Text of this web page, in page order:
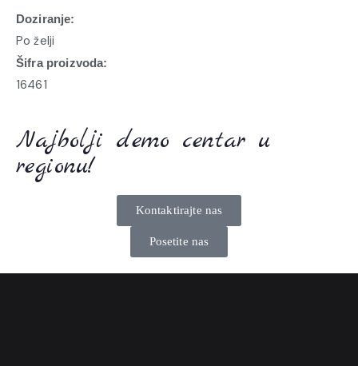
Doziranje:
Po želji
Šifra proizvoda:
16461
Najbolji demo centar u
regionu!
Kontaktirajte nas
Posetite nas